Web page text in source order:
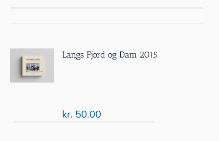
Langs Fjord og Dam 2015
kr. 50.00